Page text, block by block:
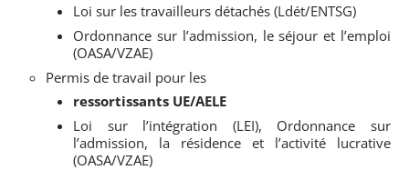
Loi sur les travailleurs détachés (Ldét/ENTSG)
Ordonnance sur l’admission, le séjour et l’emploi
(OASA/VZAE)
Permis de travail pour les
ressortissants UE/AELE
Loi sur l’intégration (LEI), Ordonnance sur
l’admission, la résidence et l’activité lucrative
(OASA/VZAE)